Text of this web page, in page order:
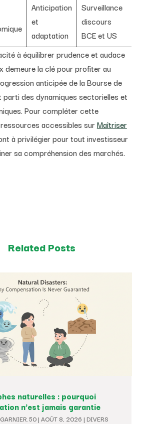
Anticipation
et
adaptation
Surveillance
discours
BCE et US
à équilibrer prudence et audace
demeure la clé pour profiter au
anticipée de la Bourse de
parti des dynamiques sectorielles et
Pour compléter cette
accessibles surMaîtriser
à privilégier pour tout investisseur
sa compréhension des marchés.
Related Posts
naturelles : pourquoi
n’est jamais garantie
| AOÛT 8, 2026 | DIVERS